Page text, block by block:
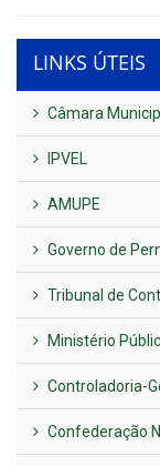
LINKS ÚTEIS
Câmara
IPVEL
AMUPE
Governo de
Tribunal de
Ministério
Controladoria-
Confederação